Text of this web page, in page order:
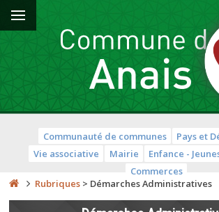
Communauté de communes
Pays et
Vie associative
Mairie Enfance -
Commerces
Rubriques > Démarches Administratives